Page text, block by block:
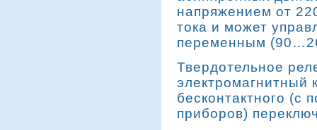
напряжением от
тока и может
переменным
Твердотельное
электромагнитный
бесконтактного (с
приборов)